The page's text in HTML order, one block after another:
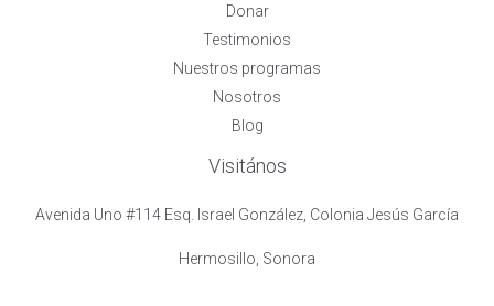
Donar
Testimonios
Nuestros programas
Nosotros
Blog
Visitános
Avenida Uno #114 Esq. Israel González, Colonia Jesús García
Hermosillo, Sonora